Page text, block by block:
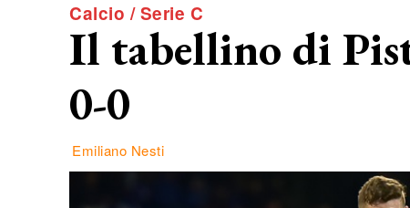
Calcio / Serie C
Il tabellino di
0-0
Emiliano Nesti